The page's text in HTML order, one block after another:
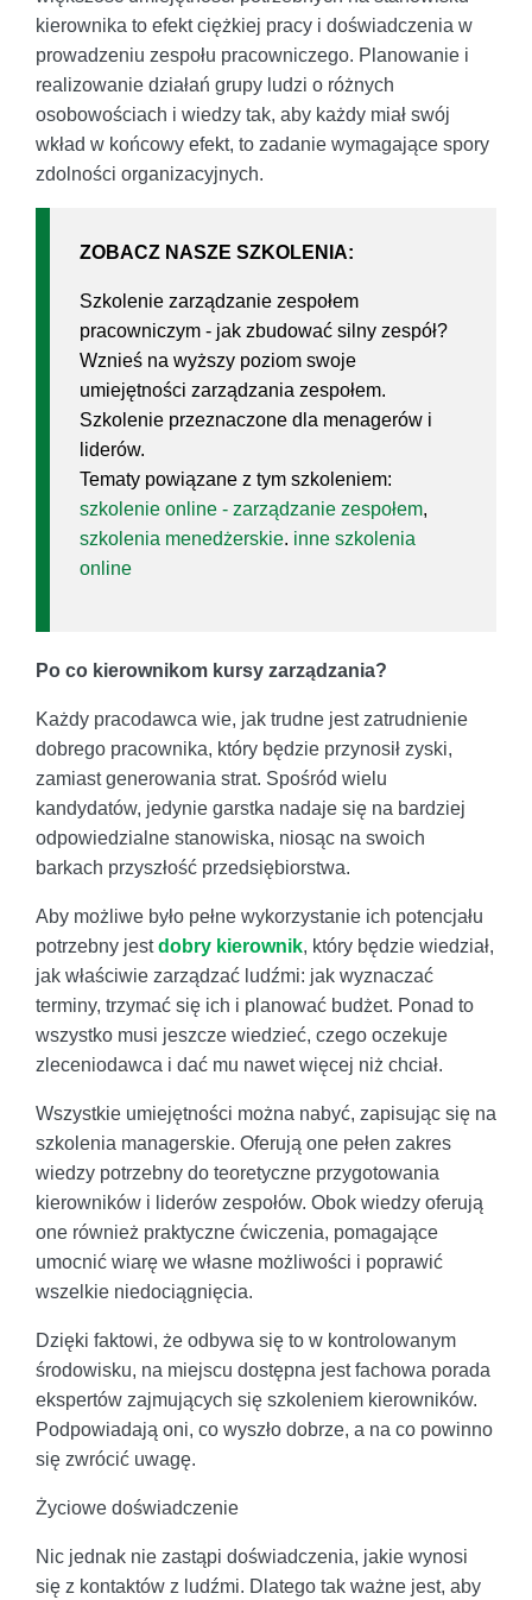
kierownika to efekt ciężkiej pracy i doświadczenia w
prowadzeniu zespołu pracowniczego. Planowanie i
realizowanie działań grupy ludzi o różnych
osobowościach i wiedzy tak, aby każdy miał swój
wkład w końcowy efekt, to zadanie wymagające spory
zdolności organizacyjnych.
ZOBACZ NASZE SZKOLENIA:
Szkolenie zarządzanie zespołem
pracowniczym - jak zbudować silny zespół?
Wznieś na wyższy poziom swoje
umiejętności zarządzania zespołem.
Szkolenie przeznaczone dla menagerów i
liderów.
Tematy powiązane z tym szkoleniem:
szkolenie online - zarządzanie zespołem,
szkolenia menedżerskie. inne szkolenia
online
Po co kierownikom kursy zarządzania?
Każdy pracodawca wie, jak trudne jest zatrudnienie
dobrego pracownika, który będzie przynosił zyski,
zamiast generowania strat. Spośród wielu
kandydatów, jedynie garstka nadaje się na bardziej
odpowiedzialne stanowiska, niosąc na swoich
barkach przyszłość przedsiębiorstwa.
Aby możliwe było pełne wykorzystanie ich potencjału
potrzebny jestdobry kierownik, który będzie wiedział,
jak właściwie zarządzać ludźmi: jak wyznaczać
terminy, trzymać się ich i planować budżet. Ponad to
wszystko musi jeszcze wiedzieć, czego oczekuje
zleceniodawca i dać mu nawet więcej niż chciał.
Wszystkie umiejętności można nabyć, zapisując się na
szkolenia managerskie. Oferują one pełen zakres
wiedzy potrzebny do teoretyczne przygotowania
kierowników i liderów zespołów. Obok wiedzy oferują
one również praktyczne ćwiczenia, pomagające
umocnić wiarę we własne możliwości i poprawić
wszelkie niedociągnięcia.
Dzięki faktowi, że odbywa się to w kontrolowanym
środowisku, na miejscu dostępna jest fachowa porada
ekspertów zajmujących się szkoleniem kierowników.
Podpowiadają oni, co wyszło dobrze, a na co powinno
się zwrócić uwagę.
Życiowe doświadczenie
Nic jednak nie zastąpi doświadczenia, jakie wynosi
się z kontaktów z ludźmi. Dlatego tak ważne jest, aby